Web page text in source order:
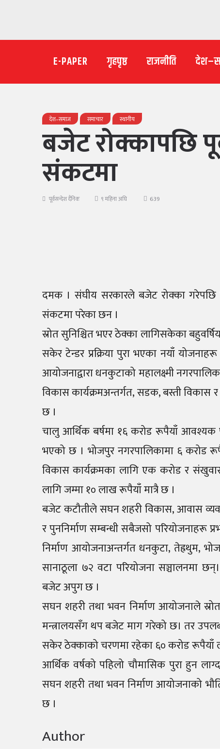
E-PAPER गृहपृष्ठ राजनीति
देश–समाज समाचार स्थानीय
बजेट रोक्कापछि
संकटमा
पूर्वसन्देश दैनिक ९ महिना अघि 639
दमक । संघीय सरकारले बजेट रोक्का गरेपछि
संकटमा परेका छन ।
स्रोत सुनिश्चित भएर ठेक्का लागिसकेका
सकेर टेन्डर प्रक्रिया पुरा भएका नयाँ
आयोजनाद्वारा धनकुटाको महालक्ष्मी
विकास कार्यक्रमअन्तर्गत, सडक, बस्ती विकास
छ ।
चालु आर्थिक बर्षमा १६ करोड रूपैयाँ आवश्यक
भएको छ । भोजपुर नगरपालिकामा ६ करोड
विकास कार्यक्रमका लागि एक करोड र
लागि जम्मा १० लाख रूपैयाँ मात्रै छ ।
बजेट कटौतीले सघन शहरी विकास, आवास
र पुननिर्माण सम्बन्धी सबैजसो परियोजनाहरू
निर्माण आयोजनाअन्तर्गत धनकुटा, तेह्रथुम,
सानाठूला ७२ वटा परियोजना सञ्चालनमा
बजेट अपुग छ ।
सघन शहरी तथा भवन निर्माण आयोजनाले
मन्त्रालयसँग थप बजेट माग गरेको छ। तर
सकेर ठेक्काको चरणमा रहेका ६० करोड रूपैयाँ
आर्थिक वर्षको पहिलो चौमासिक पुरा हुन
सघन शहरी तथा भवन निर्माण आयोजनाको
छ ।
Author